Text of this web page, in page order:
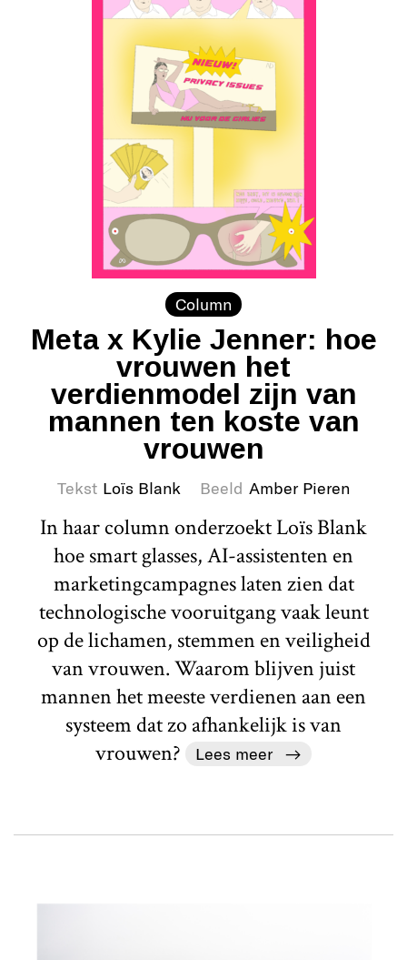
Column
Meta x Kylie Jenner: hoe
vrouwen het
verdienmodel zijn van
mannen ten koste van
vrouwen
Tekst Loïs Blank Beeld Amber Pieren
In haar column onderzoekt Loïs Blank
hoe smart glasses, AI-assistenten en
marketingcampagnes laten zien dat
technologische vooruitgang vaak leunt
op de lichamen, stemmen en veiligheid
van vrouwen. Waarom blijven juist
mannen het meeste verdienen aan een
systeem dat zo afhankelijk is van
vrouwen?
Lees meer